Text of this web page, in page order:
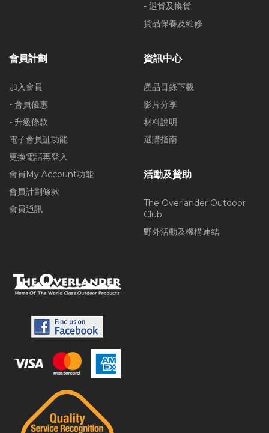
- 退貨及換貨
貨品保養及維修
會員計劃
加入會員
- 會員優惠
- 升級條款
電子會員証功能
更換電話再登入
會員My Account功能
會員計劃條款
會員通訊
資訊中心
產品目錄下載
影片分享
材料說明
選購指南
活動及贊助
The Overlander Outdoor
Club
野外活動及機構連結